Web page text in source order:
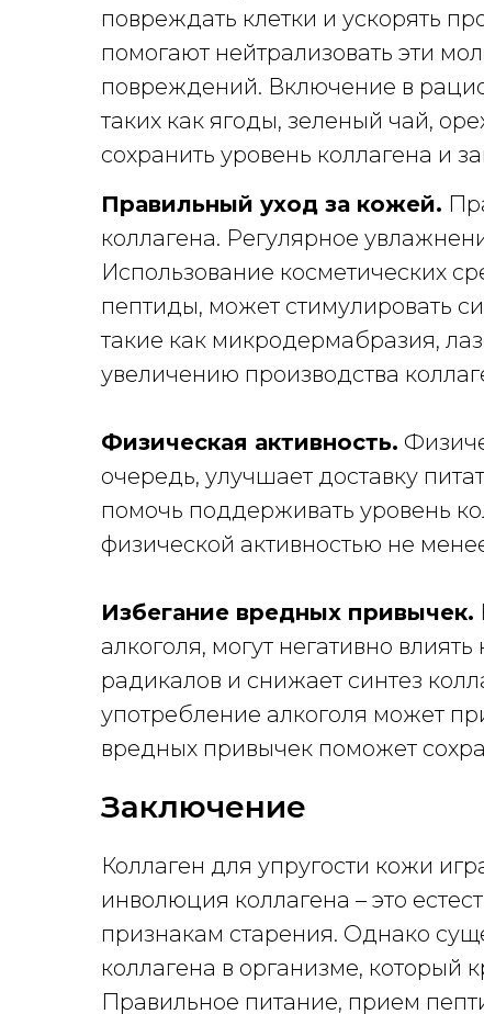
повреждать клетки и ускорять
помогают нейтрализовать эти
повреждений. Включение в
таких как ягоды, зеленый чай,
сохранить уровень коллагена и
Правильный уход за кожей.
коллагена. Регулярное
Использование косметических
пептиды, может стимулировать
такие как микродермабразия,
увеличению производства
Физическая активность.
очередь, улучшает доставку
помочь поддерживать уровень
физической активностью не
Избегание вредных привычек.
алкоголя, могут негативно
радикалов и снижает синтез
употребление алкоголя может
вредных привычек поможет
Заключение
Коллаген для упругости кожи
инволюция коллагена – это
признакам старения. Однако
коллагена в организме, который
Правильное питание, прием